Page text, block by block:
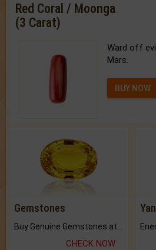
Red Coral / Moonga
(3 Carat)
Ward off
Mars.
BUY NOW
Gemstones
CHECK NOW